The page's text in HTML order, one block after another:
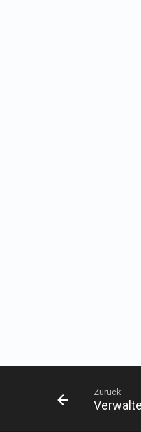
Zurück